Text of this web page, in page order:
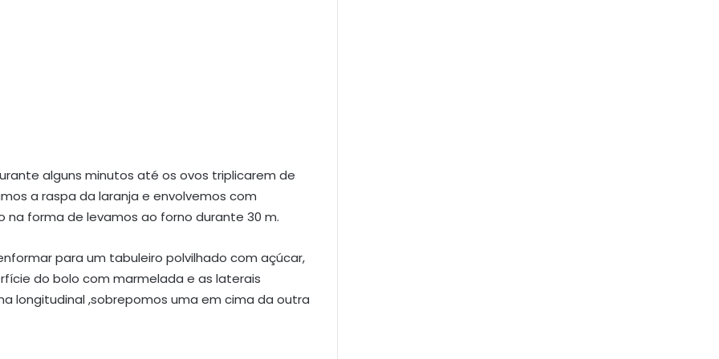
alguns minutos até os ovos triplicarem de
a raspa da laranja e envolvemos com
forma de levamos ao forno durante 30 m.
para um tabuleiro polvilhado com açúcar,
do bolo com marmelada e as laterais
longitudinal ,sobrepomos uma em cima da outra